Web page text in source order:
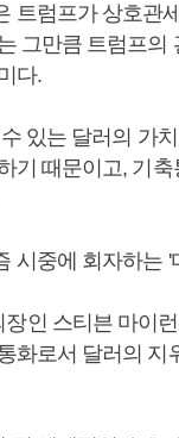
트럼프가 상호관
그만큼 트럼프의
다.
있는 달러의 가
기 때문이고, 기
시중에 회자하는
인 스티븐 마이
화로서 달러의